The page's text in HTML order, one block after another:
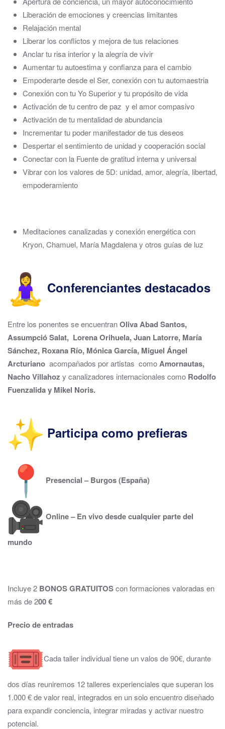
Liberación de emociones y creencias limitantes
Relajación mental
Liberar los conflictos y mejora de tus relaciones
Anclar tu risa interior y la alegría de vivir
Aumentar tu autoestima y confianza para el cambio
Empoderarte desde el Ser, conexión con tu automaestria
Conexión con tu Yo Superior y tu propósito de vida
Activación de tu centro de paz y el amor compasivo
Activación de tu mentalidad de abundancia
Incrementar tu poder manifestador de tus deseos
Despertar el sentimiento de unidad y cooperación social
Conectar con la Fuente de gratitud interna y universal
Vibrar con los valores de 5D: unidad, amor, alegría, libertad,
empoderamiento
Meditaciones canalizadas y conexión energética con
Kryon, Chamuel, María Magdalena y otros guías de luz
Conferenciantes destacados
Entre los ponentes se encuentranOliva Abad Santos,
Assumpció Salat, Lorena Orihuela, Juan Latorre, María
Sánchez, Roxana Río, Mónica García, Miguel Ángel
Arcturiano acompañados por artistas comoAmornautas,
Nacho Villahoz y canalizadores internacionales como Rodolfo
Fuenzalida y Mikel Noris.
Participa como prefieras
Presencial – Burgos (España)
Online – En vivo desde cualquier parte del
mundo
Incluye 2 BONOS GRATUITOScon formaciones valoradas en
más de 200 €
Precio de entradas
Cada taller individual tiene un valos de 90€, durante
dos días reuniremos 12 talleres experienciales que superan los
1.000 € de valor real, integrados en un solo encuentro diseñado
para expandir conciencia, integrar miradas y activar nuestro
potencial.